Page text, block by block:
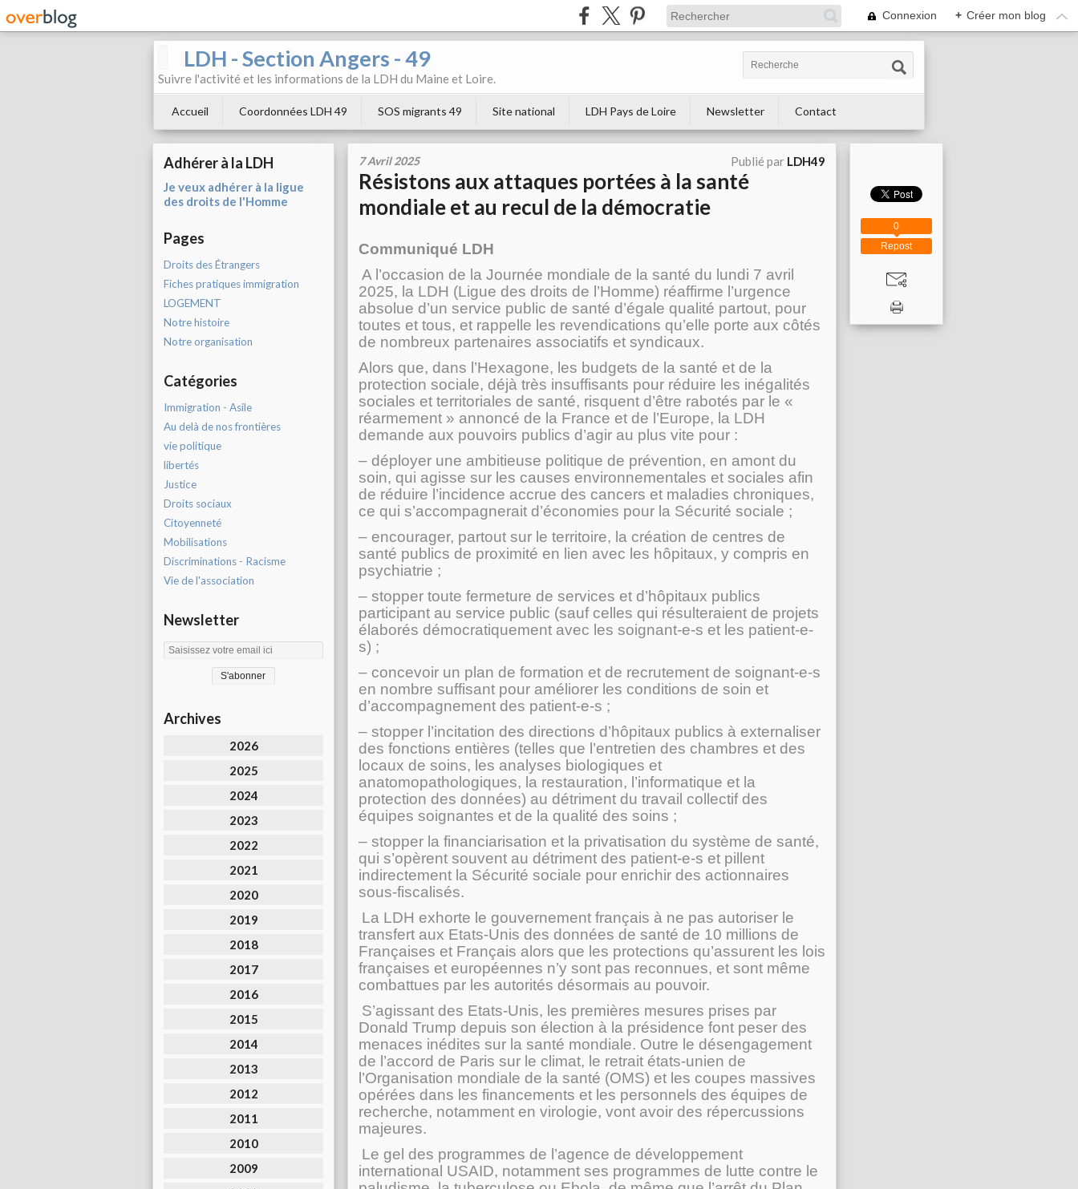
Connexion + Créer mon blog
LDH - Section Angers - 49
Suivre l'activité et les informations de la LDH du Maine et Loire.
Accueil Coordonnées LDH 49 SOS migrants 49 Site national LDH Pays de Loire Newsletter Contact
Adhérer à la LDH
Je veux adhérer à la ligue
des droits de l'Homme
Pages
Droits des Étrangers
Fiches pratiques immigration
LOGEMENT
Notre histoire
Notre organisation
Catégories
Immigration - Asile
Au delà de nos frontières
vie politique
libertés
Justice
Droits sociaux
Citoyenneté
Mobilisations
Discriminations - Racisme
Vie de l'association
Newsletter
Archives
2026
2025
2024
2023
2022
2021
2020
2019
2018
2017
2016
2015
2014
2013
2012
2011
2010
2009
7 Avril 2025 Publié par LDH49
Résistons aux attaques portées à la santé
mondiale et au recul de la démocratie
Communiqué LDH
A l’occasion de la Journée mondiale de la santé du lundi 7 avril
2025, la LDH (Ligue des droits de l’Homme) réaffirme l’urgence
absolue d’un service public de santé d’égale qualité partout, pour
toutes et tous, et rappelle les revendications qu’elle porte aux côtés
de nombreux partenaires associatifs et syndicaux.
Alors que, dans l’Hexagone, les budgets de la santé et de la
protection sociale, déjà très insuffisants pour réduire les inégalités
sociales et territoriales de santé, risquent d’être rabotés par le «
réarmement » annoncé de la France et de l’Europe, la LDH
demande aux pouvoirs publics d’agir au plus vite pour :
– déployer une ambitieuse politique de prévention, en amont du
soin, qui agisse sur les causes environnementales et sociales afin
de réduire l’incidence accrue des cancers et maladies chroniques,
ce qui s’accompagnerait d’économies pour la Sécurité sociale ;
– encourager, partout sur le territoire, la création de centres de
santé publics de proximité en lien avec les hôpitaux, y compris en
psychiatrie ;
– stopper toute fermeture de services et d’hôpitaux publics
participant au service public (sauf celles qui résulteraient de projets
élaborés démocratiquement avec les soignant-e-s et les patient-e-
s) ;
– concevoir un plan de formation et de recrutement de soignant-e-s
en nombre suffisant pour améliorer les conditions de soin et
d’accompagnement des patient-e-s ;
– stopper l’incitation des directions d’hôpitaux publics à externaliser
des fonctions entières (telles que l’entretien des chambres et des
locaux de soins, les analyses biologiques et
anatomopathologiques, la restauration, l’informatique et la
protection des données) au détriment du travail collectif des
équipes soignantes et de la qualité des soins ;
– stopper la financiarisation et la privatisation du système de santé,
qui s’opèrent souvent au détriment des patient-e-s et pillent
indirectement la Sécurité sociale pour enrichir des actionnaires
sous-fiscalisés.
La LDH exhorte le gouvernement français à ne pas autoriser le
transfert aux Etats-Unis des données de santé de 10 millions de
Françaises et Français alors que les protections qu’assurent les lois
françaises et européennes n’y sont pas reconnues, et sont même
combattues par les autorités désormais au pouvoir.
S’agissant des Etats-Unis, les premières mesures prises par
Donald Trump depuis son élection à la présidence font peser des
menaces inédites sur la santé mondiale. Outre le désengagement
de l’accord de Paris sur le climat, le retrait états-unien de
l’Organisation mondiale de la santé (OMS) et les coupes massives
opérées dans les financements et les personnels des équipes de
recherche, notamment en virologie, vont avoir des répercussions
majeures.
Le gel des programmes de l’agence de développement
international USAID, notamment ses programmes de lutte contre le
Repost
0